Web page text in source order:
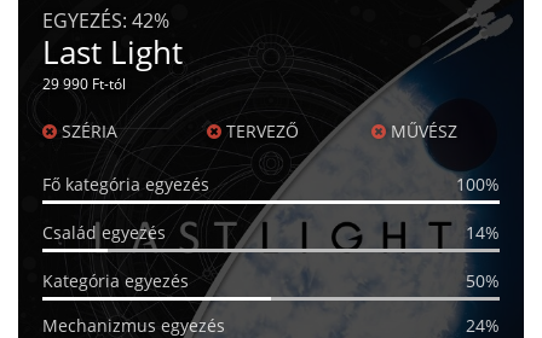
EGYEZÉS: 42%
Last Light
29 990 Ft-tól
SZÉRIA TERVEZŐ MŰVÉSZ
Fő kategória egyezés 100%
Család egyezés 14%
Kategória egyezés
50%
Mechanizmus egyezés
24%